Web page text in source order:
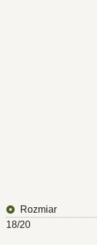
Rozmiar
18/20